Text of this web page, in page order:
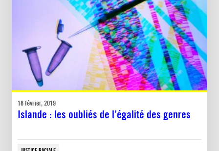
18 février, 2019
Islande : les oubliés de l’égalité des genres